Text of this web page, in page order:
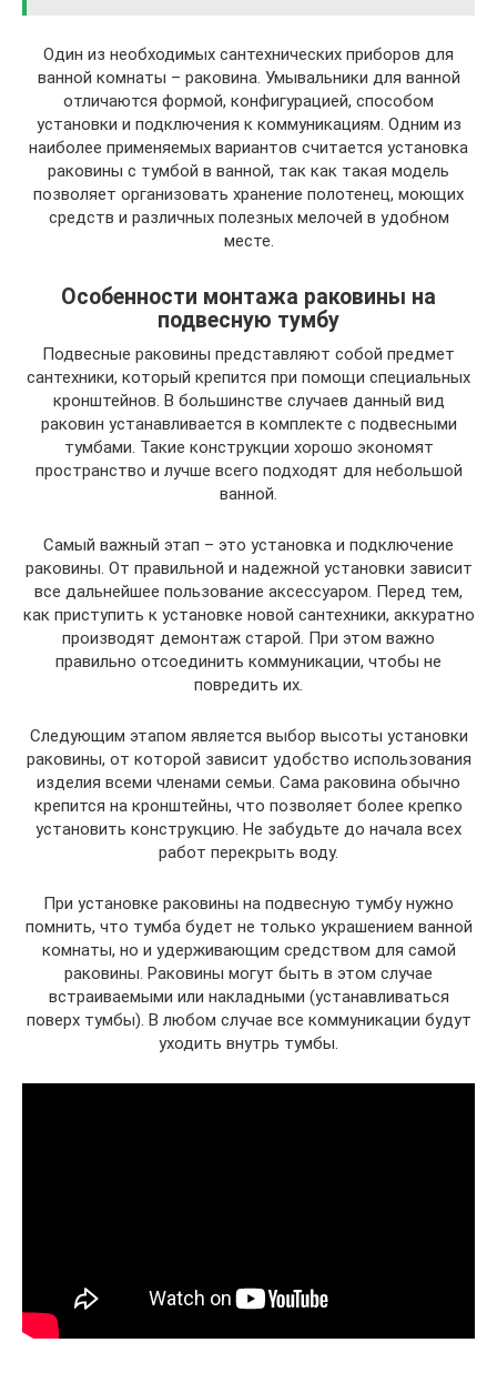
Один из необходимых сантехнических приборов для
ванной комнаты – раковина. Умывальники для ванной
отличаются формой, конфигурацией, способом
установки и подключения к коммуникациям. Одним из
наиболее применяемых вариантов считается установка
раковины с тумбой в ванной, так как такая модель
позволяет организовать хранение полотенец, моющих
средств и различных полезных мелочей в удобном
месте.
Особенности монтажа раковины на
подвесную тумбу
Подвесные раковины представляют собой предмет
сантехники, который крепится при помощи специальных
кронштейнов. В большинстве случаев данный вид
раковин устанавливается в комплекте с подвесными
тумбами. Такие конструкции хорошо экономят
пространство и лучше всего подходят для небольшой
ванной.
Самый важный этап – это установка и подключение
раковины. От правильной и надежной установки зависит
все дальнейшее пользование аксессуаром. Перед тем,
как приступить к установке новой сантехники, аккуратно
производят демонтаж старой. При этом важно
правильно отсоединить коммуникации, чтобы не
повредить их.
Следующим этапом является выбор высоты установки
раковины, от которой зависит удобство использования
изделия всеми членами семьи. Сама раковина обычно
крепится на кронштейны, что позволяет более крепко
установить конструкцию. Не забудьте до начала всех
работ перекрыть воду.
При установке раковины на подвесную тумбу нужно
помнить, что тумба будет не только украшением ванной
комнаты, но и удерживающим средством для самой
раковины. Раковины могут быть в этом случае
встраиваемыми или накладными (устанавливаться
поверх тумбы). В любом случае все коммуникации будут
уходить внутрь тумбы.